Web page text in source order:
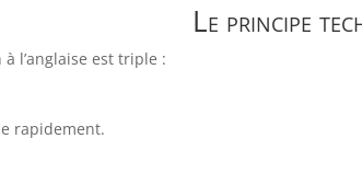
Le principe
à l’anglaise est triple :
rapidement.